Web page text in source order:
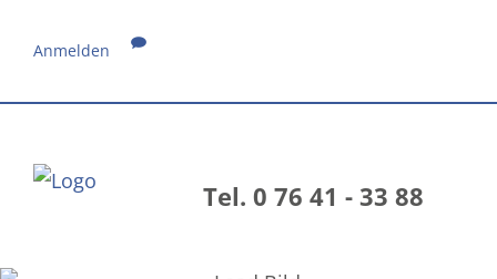
Anmelden
Tel. 0 76 41 - 33 88